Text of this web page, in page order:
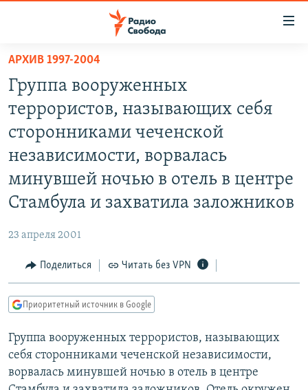
упрощенного
доступа
основному
содержанию
главной
Вернутся
поиску
ПОДКАСТЫ
АВТОРСКИЕ ПРОЕКТЫ
МНЕНИЯ
КУЛЬТУРА
СЕВЕР.РЕАЛИИ
СИБИРЬ.РЕАЛИИ
ПОДПИШИТЕСЬ НА РАССЫЛКУ
СОЦИАЛЬНЫЕ СЕТИ
АРХИВ 1997-2004
Группа вооруженных
террористов, называющих себя
сторонниками чеченской
независимости, ворвалась
минувшей ночью в отель в центре
Стамбула и захватила заложников
23 апреля 2001
Поделиться Читать без VPN
Приоритетный источник в Google
Группа вооруженных террористов, называющих
себя сторонниками чеченской независимости,
ворвалась минувшей ночью в отель в центре